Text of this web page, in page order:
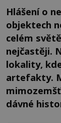
Hlášení o
objektech
celém
nejčastěji.
lokality,
artefakty.
dávné